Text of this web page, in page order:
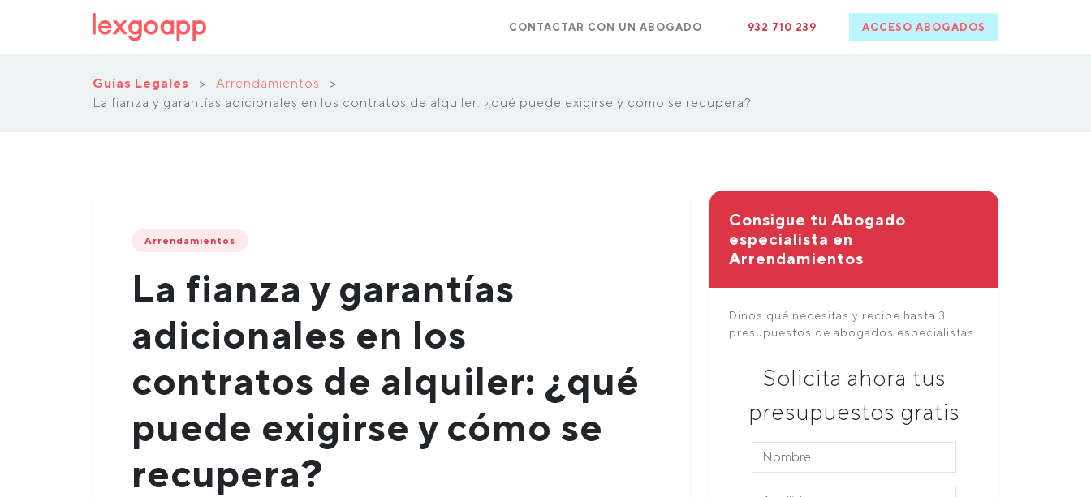
CONTACTAR CON UN ABOGADO 932 710 239 ACCESO ABOGADOS
Guías Legales > Arrendamientos
>
La fianza y garantías adicionales en los contratos de alquiler: ¿qué puede exigirse y cómo se recupera?
Arrendamientos
La fianza y garantías
adicionales en los
contratos de alquiler: ¿qué
puede exigirse y cómo se
recupera?
Consigue tu Abogado
especialista en
Arrendamientos
Dinos qué necesitas y recibe hasta 3
presupuestos de abogados especialistas.
Solicita ahora tus
presupuestos gratis